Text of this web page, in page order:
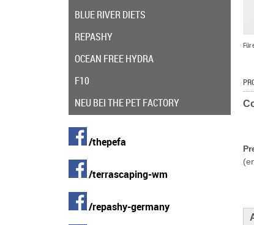
Für
BLUE RIVER DIETS
REPASHY
OCEAN FREE HYDRA
F10
NEU BEI THE PET FACTORY
/thepefa
/terrascaping-wm
/repashy-germany